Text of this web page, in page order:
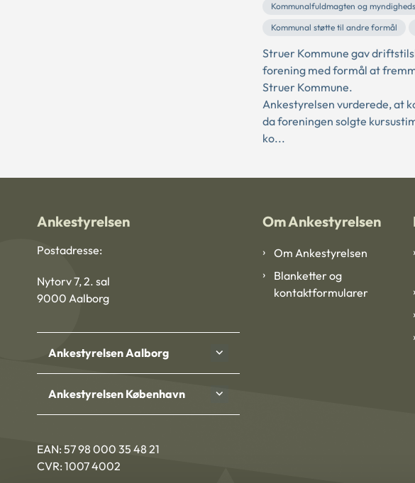
Kommunalfuldmagten og
Kommunal støtte til andre formål
Struer Kommune gav
forening med formål at
Struer Kommune.
Ankestyrelsen vurderede, at
da foreningen solgte
ko...
Ankestyrelsen
Postadresse:
Nytorv 7, 2. sal
9000 Aalborg
Ankestyrelsen Aalborg
Ankestyrelsen København
EAN: 57 98 000 35 48 21
CVR: 1007 4002
Om Ankestyrelsen
Om Ankestyrelsen
Blanketter og
kontaktformularer